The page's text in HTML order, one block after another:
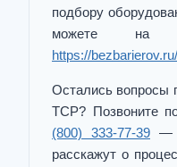
подбору
можете на
https://bezbarierov.ru/
Остались вопросы
ТСР? Позвоните
(800) 333-77-39 —
расскажут о